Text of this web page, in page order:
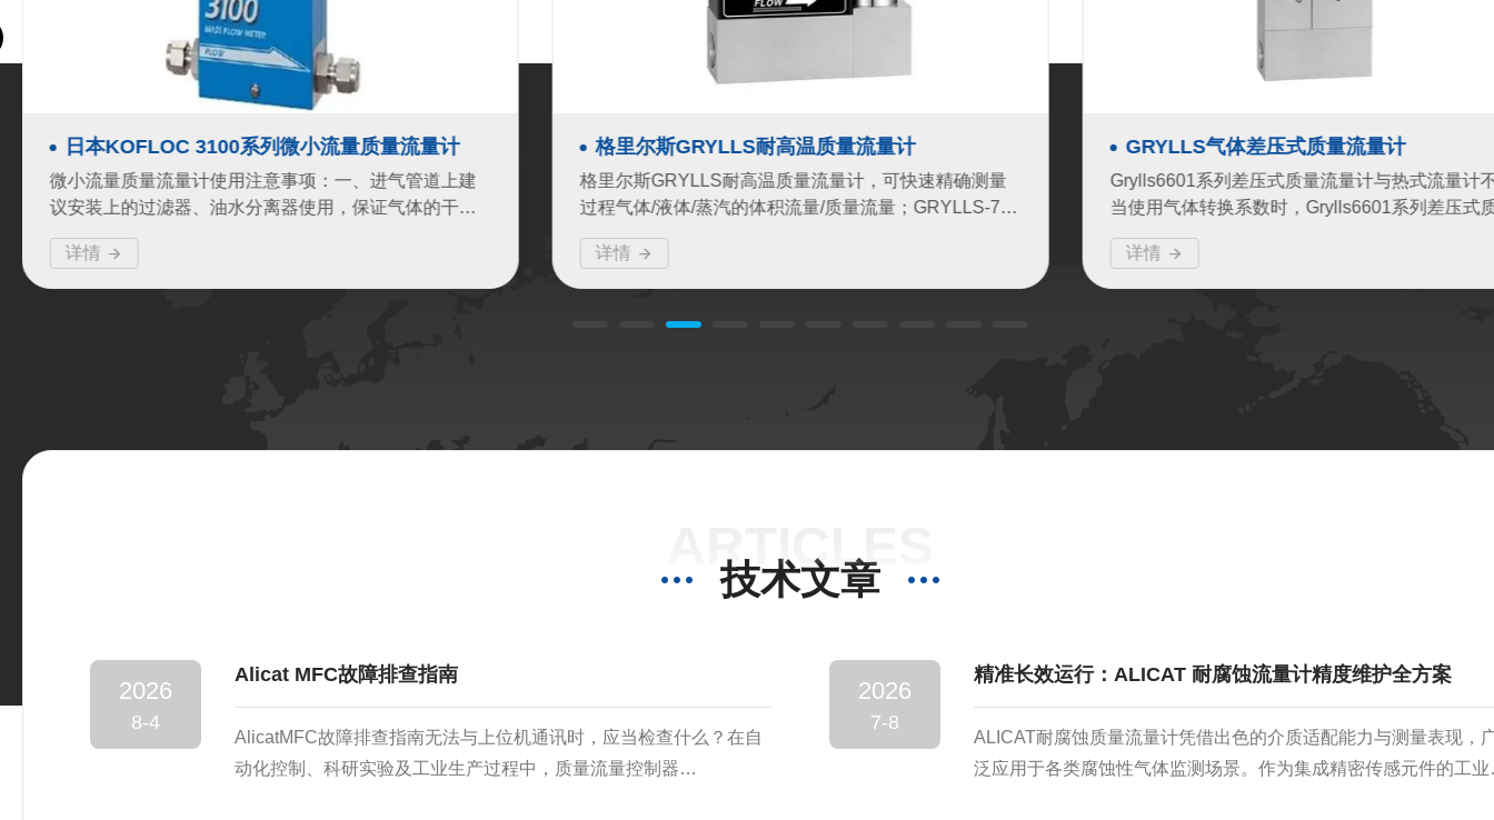
日本KOFLOC 3100系列微小流量质量流量计
微小流量质量流量计使用注意事项：一、进气管道上建
议安装上的过滤器、油水分离器使用，保证气体的干燥
干净《湿度不超过90%(一定不能进水)、杂质粉尘不超过
20微米》。二、用肥皂水对管路进行泄漏检测时，只
能...
详情
格里尔斯GRYLLS耐高温质量流量计
格里尔斯GRYLLS耐高温质量流量计，可快速精确测量
过程气体/液体/蒸汽的体积流量/质量流量；GRYLLS-76
系列高温型质量流量计/控制器，采用定制的高速比例控
制阀对气体/液体/蒸汽体积流量/质量流...
详情
GRYLLS气体差压式质量流量计
Grylls6601系列差压式质量流量计与热式流量计
当使用气体转换系数时，Grylls6601系列差压式
量计没有附加的“比热容”误差。所以，即使测量
厂时的标定气体不同，也不会影响测...
详情
ARTICLES
技术文章
2026
8-4
Alicat MFC故障排查指南
AlicatMFC故障排查指南无法与上位机通讯时，应当检查什么？在自
动化控制、科研实验及工业生产过程中，质量流量控制器
2026
7-8
精准长效运行：ALICAT 耐腐蚀流量计精度维护全方案
ALICAT耐腐蚀质量流量计凭借出色的介质适配能力与测量表现，
泛应用于各类腐蚀性气体监测场景。作为集成精密传感元件的工业